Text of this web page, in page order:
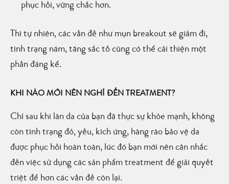
phục hồi, vững chắc hơn.
Thì tự nhiên, các vấn đề như mụn breakout sẽ giảm đi,
tình trạng nám, tăng sắc tố cũng có thể cải thiện một
phần đáng kể.
KHI NÀO MỚI NÊN NGHĨ ĐẾN TREATMENT?
Chỉ sau khi làn da của bạn đã thực sự khỏe mạnh, không
còn tình trạng đỏ, yếu, kích ứng, hàng rào bảo vệ da
được phục hồi hoàn toàn, lúc đó bạn mới nên cân nhắc
đến việc sử dụng các sản phẩm treatment để giải quyết
triệt để hơn các vấn đề còn lại.